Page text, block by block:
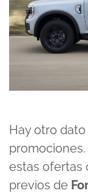
Hay otro
estas ofertas
previos de